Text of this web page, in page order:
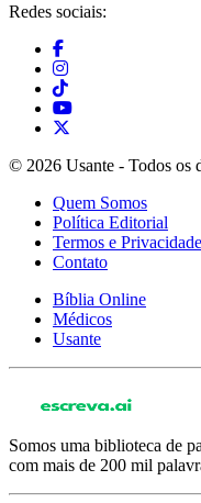
Redes sociais:
© 2026 Usante - Todos os
Quem Somos
Política Editorial
Termos e Privacidade
Contato
Bíblia Online
Médicos
Usante
Somos uma biblioteca de
com mais de 200 mil